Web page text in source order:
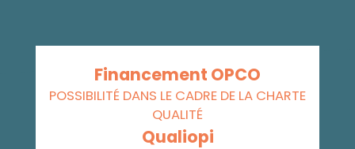
Financement OPCO
POSSIBILITÉ DANS LE CADRE DE LA CHARTE
QUALITÉ
Qualiopi